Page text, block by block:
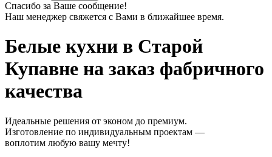
Спасибо за Ваше сообщение!
Наш менеджер свяжется с Вами в ближайшее время.
Белые кухни в Старой
Купавне на заказ фабричного
качества
Идеальные решения от эконом до премиум.
Изготовление по индивидуальным проектам —
воплотим любую вашу мечту!